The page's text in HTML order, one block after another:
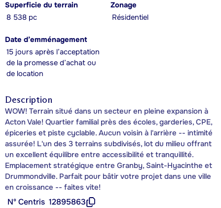
Superficie du terrain
8 538 pc
Zonage
Résidentiel
Date d’emménagement
15 jours après l’acceptation
de la promesse d’achat ou
de location
Description
WOW! Terrain situé dans un secteur en pleine expansion à
Acton Vale! Quartier familial près des écoles, garderies, CPE,
épiceries et piste cyclable. Aucun voisin à l'arrière -- intimité
assurée! L'un des 3 terrains subdivisés, lot du milieu offrant
un excellent équilibre entre accessibilité et tranquillité.
Emplacement stratégique entre Granby, Saint-Hyacinthe et
Drummondville. Parfait pour bâtir votre projet dans une ville
en croissance -- faites vite!
Nº Centris 12895863